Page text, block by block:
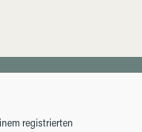
registrierten